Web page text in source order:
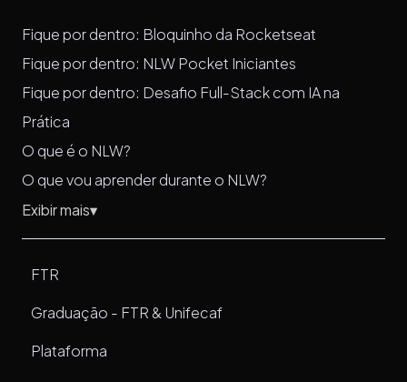
Fique por dentro: Bloquinho da Rocketseat
Fique por dentro: NLW Pocket Iniciantes
Fique por dentro: Desafio Full-Stack com IA na
Prática
O que é o NLW?
O que vou aprender durante o NLW?
Exibir mais▼
FTR
Graduação - FTR & Unifecaf
Plataforma